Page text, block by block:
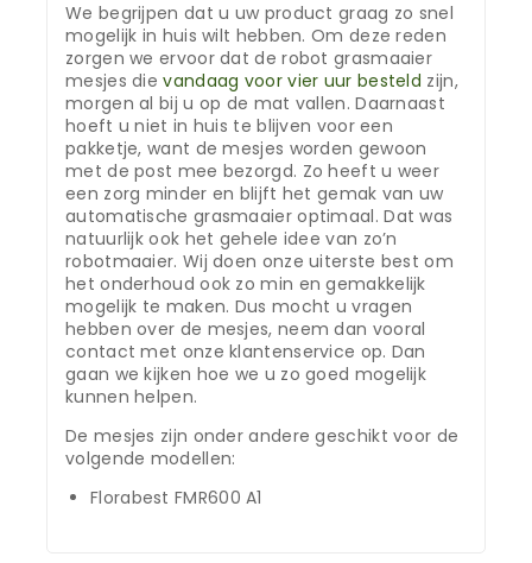
We begrijpen dat u uw product graag zo snel
mogelijk in huis wilt hebben. Om deze reden
zorgen we ervoor dat de robot grasmaaier
mesjes dievandaag voor vier uur besteld zijn,
morgen al bij u op de mat vallen. Daarnaast
hoeft u niet in huis te blijven voor een
pakketje, want de mesjes worden gewoon
met de post mee bezorgd. Zo heeft u weer
een zorg minder en blijft het gemak van uw
automatische grasmaaier optimaal. Dat was
natuurlijk ook het gehele idee van zo’n
robotmaaier. Wij doen onze uiterste best om
het onderhoud ook zo min en gemakkelijk
mogelijk te maken. Dus mocht u vragen
hebben over de mesjes, neem dan vooral
contact met onze klantenservice op. Dan
gaan we kijken hoe we u zo goed mogelijk
kunnen helpen.
De mesjes zijn onder andere geschikt voor de
volgende modellen:
Florabest FMR600 A1